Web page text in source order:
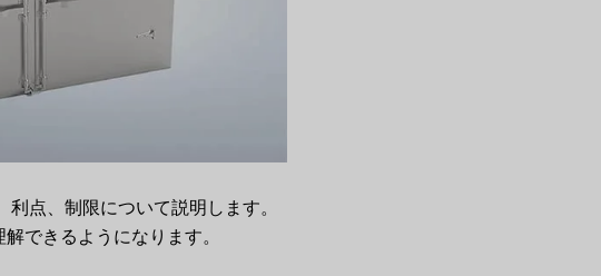
点、制限について説明します。
できるようになります。